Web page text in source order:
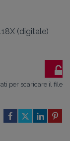
(digitale)
per scaricare il file